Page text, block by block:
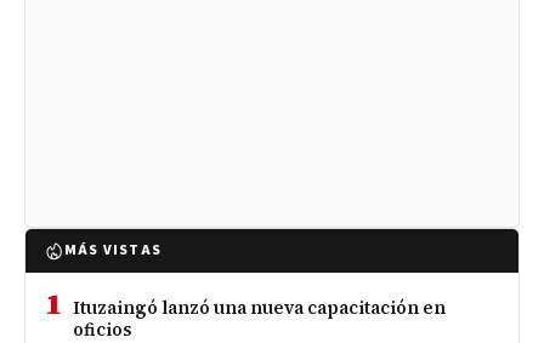
MÁS VISTAS
1 Ituzaingó lanzó una nueva capacitación en
oficios